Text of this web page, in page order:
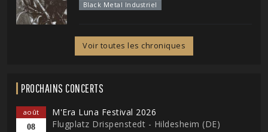
Black Metal Industriel
Voir toutes les chroniques
PROCHAINS CONCERTS
août
08
M'Era Luna Festival 2026
Flugplatz Drispenstedt - Hildesheim (DE)